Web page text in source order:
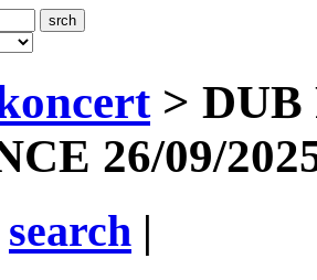
> DUB
26/09/
search |